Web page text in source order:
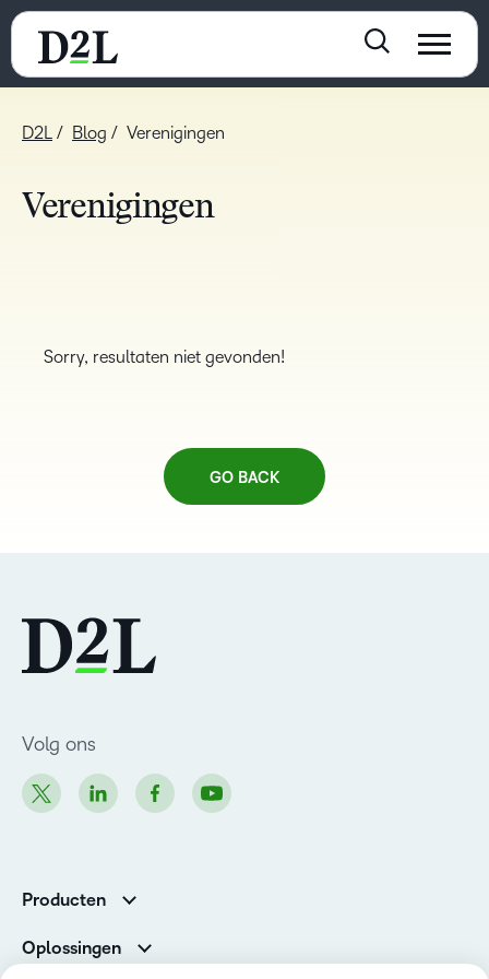
D2L Blog Verenigingen
Verenigingen
GO BACK
Sorry, resultaten niet gevonden!
Volg ons
Producten
Diensten en ondersteuning
Oplossingen